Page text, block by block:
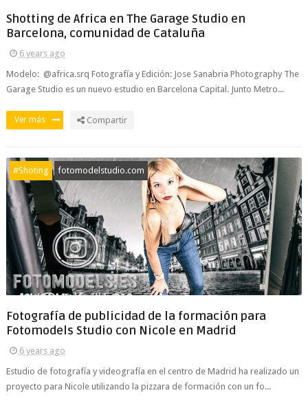
Shotting de Africa en The Garage Studio en
Barcelona, comunidad de Cataluña
6 years ago
Modelo: @africa.srq Fotografía y Edición: Jose Sanabria Photography The
Garage Studio es un nuevo estudio en Barcelona Capital. Junto Metro...
Ver más Compartir
#Shoting fotomodelstudio.com
Fotografía de publicidad de la formación para
Fotomodels Studio con Nicole en Madrid
6 years ago
Estudio de fotografía y videografía en el centro de Madrid ha realizado un
proyecto para Nicole utilizando la pizzara de formación con un fo...